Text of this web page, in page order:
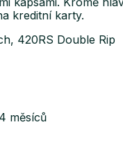
kreditní karty.
420RS Double Rip
měsíců